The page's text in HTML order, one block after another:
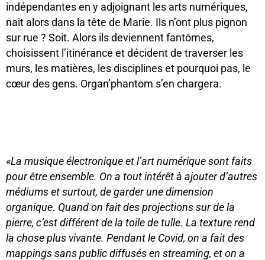
indépendantes en y adjoignant les arts numériques,
nait alors dans la tête de Marie. Ils n’ont plus pignon
sur rue ? Soit. Alors ils deviennent fantômes,
choisissent l’itinérance et décident de traverser les
murs, les matières, les disciplines et pourquoi pas, le
cœur des gens. Organ’phantom s’en chargera.
«La musique électronique et l’art numérique sont faits
pour être ensemble. On a tout intérêt à ajouter d’autres
médiums et surtout, de garder une dimension
organique. Quand on fait des projections sur de la
pierre, c’est différent de la toile de tulle. La texture rend
la chose plus vivante. Pendant le Covid, on a fait des
mappings sans public diffusés en streaming, et on a